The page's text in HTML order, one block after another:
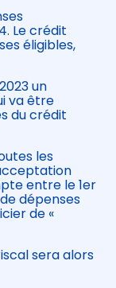
Le crédit
éligibles,
un
va être
du crédit
les
entre le 1er
dépenses
de «
sera alors